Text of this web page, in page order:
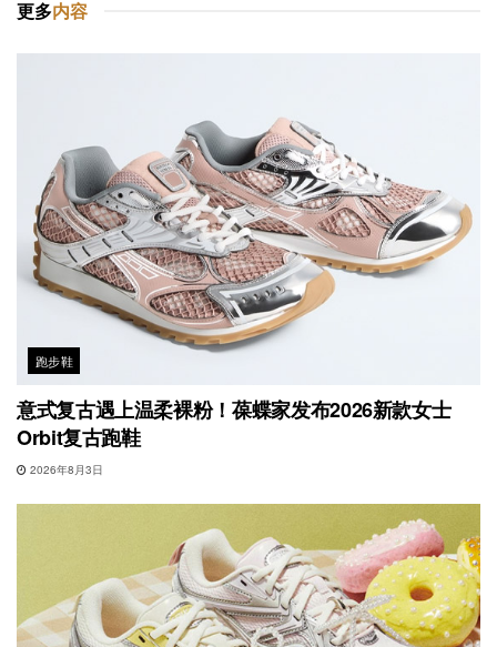
更多内容
跑步鞋
意式复古遇上温柔裸粉！葆蝶家发布2026新款女士
Orbit复古跑鞋
2026年8月3日